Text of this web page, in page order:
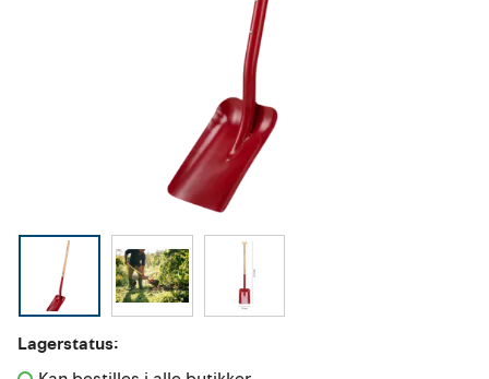
Lagerstatus: